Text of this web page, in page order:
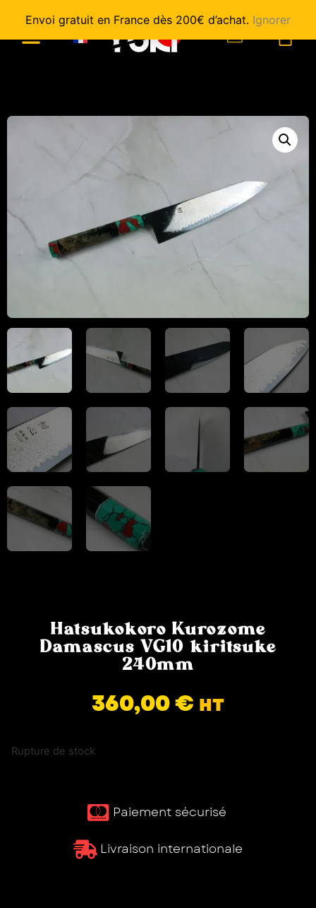
Envoi gratuit en France dès 200€ d’achat. Ignorer
Hatsukokoro Kurozome
Damascus VG10 kiritsuke
240mm
360,00€ HT
Rupture de stock
Paiement sécurisé ​
Livraison internationale